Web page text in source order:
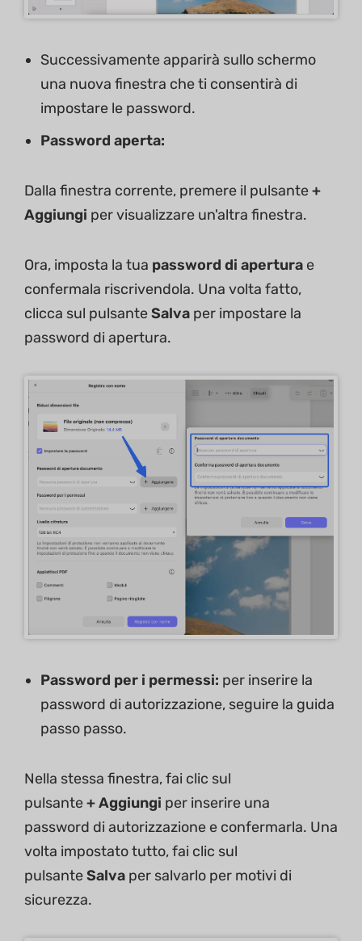
Successivamente apparirà sullo schermo
una nuova finestra che ti consentirà di
impostare le password.
Password aperta:
Dalla finestra corrente, premere il pulsante+
Aggiungi per visualizzare un'altra finestra.
Ora, imposta la tua password di apertura e
confermala riscrivendola. Una volta fatto,
clicca sul pulsanteSalva per impostare la
password di apertura.
Password per i permessi: per inserire la
password di autorizzazione, seguire la guida
passo passo.
Nella stessa finestra, fai clic sul
pulsante+Aggiungi per inserire una
password di autorizzazione e confermarla. Una
volta impostato tutto, fai clic sul
pulsanteSalva per salvarlo per motivi di
sicurezza.